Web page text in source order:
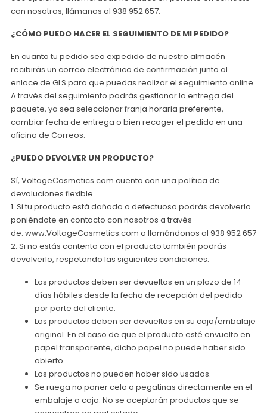
con nosotros, llámanos al 938 952 657.
¿CÓMO PUEDO HACER EL SEGUIMIENTO DE MI PEDIDO?
En cuanto tu pedido sea expedido de nuestro almacén
recibirás un correo electrónico de confirmación junto al
enlace de GLS para que puedas realizar el seguimiento online.
A través del seguimiento podrás gestionar la entrega del
paquete, ya sea seleccionar franja horaria preferente,
cambiar fecha de entrega o bien recoger el pedido en una
oficina de Correos.
¿PUEDO DEVOLVER UN PRODUCTO?
Sí, VoltageCosmetics.com cuenta con una política de
devoluciones flexible.
1. Si tu producto está dañado o defectuoso podrás devolverlo
poniéndote en contacto con nosotros a través
de: www.VoltageCosmetics.com o llamándonos al 938 952 657
2. Si no estás contento con el producto también podrás
devolverlo, respetando las siguientes condiciones:
Los productos deben ser devueltos en un plazo de 14
días hábiles desde la fecha de recepción del pedido
por parte del cliente.
Los productos deben ser devueltos en su caja/embalaje
original. En el caso de que el producto esté envuelto en
papel transparente, dicho papel no puede haber sido
abierto
Los productos no pueden haber sido usados.
Se ruega no poner celo o pegatinas directamente en el
embalaje o caja. No se aceptarán productos que se